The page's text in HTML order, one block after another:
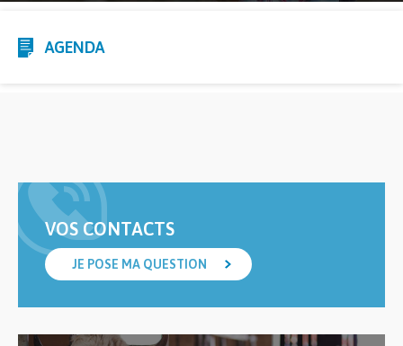
AGENDA
VOS CONTACTS
JE POSE MA QUESTION